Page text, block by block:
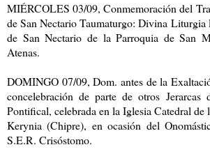
MIÉRCOLES 03/09, Conmemoración del
de San Nectario Taumaturgo: Divina
de San Nectario de la Parroquia de San
Atenas.
DOMINGO 07/09, Dom. antes de la
concelebración de parte de otros
Pontifical, celebrada en la Iglesia Catedral de
Kerynia (Chipre), en ocasión del
S.E.R. Crisóstomo.